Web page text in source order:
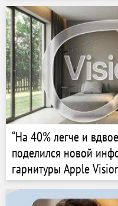
“На 40% легче и
поделился новой
гарнитуры Apple